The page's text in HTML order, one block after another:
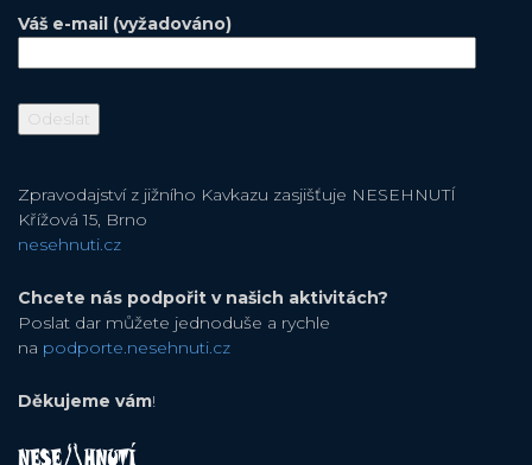
Váš e-mail (vyžadováno)
Zpravodajství z jižního Kavkazu zasjišťuje NESEHNUTÍ
Křížová 15, Brno
nesehnuti.cz
Chcete nás podpořit v našich aktivitách?
Poslat dar můžete jednoduše a rychle
na podporte.nesehnuti.cz
Děkujeme vám!